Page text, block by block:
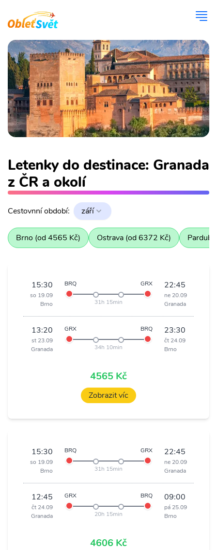
Letenky do destinace: Granada
z ČR a okolí
Cestovnní období: září
Brno (od 4565 Kč) Ostrava (od 6372 Kč)
15:30
so 19.09
Brno
BRQ GRX
31h 15min
22:45
ne 20.09
Granada
13:20
st 23.09
Granada
GRX BRQ
34h 10min
23:30
čt 24.09
Brno
4565 Kč
Zobrazit víc
15:30
so 19.09
Brno
BRQ GRX
31h 15min
22:45
ne 20.09
Granada
12:45
čt 24.09
Granada
GRX BRQ
20h 15min
09:00
pá 25.09
Brno
4606 Kč